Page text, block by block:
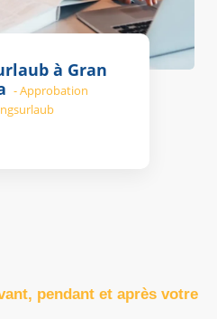
à Gran
- Approbation
pendant et après votre